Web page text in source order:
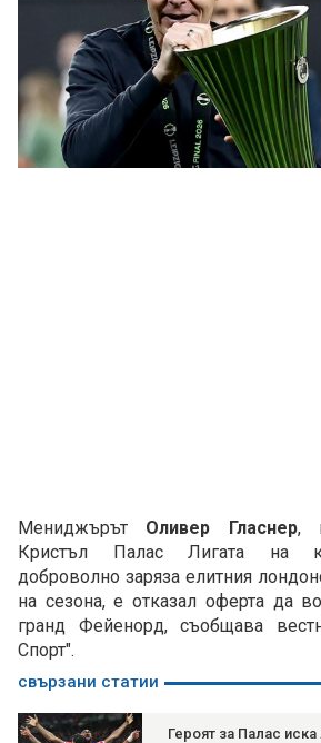
Мениджърът Оливер Гласнер,
Кристъл Палас Лигата на
доброволно заряза елитния
на сезона, е отказал оферта да
гранд Фейенорд, съобщава
Спорт".
свързани статии
Героят за Палас иска